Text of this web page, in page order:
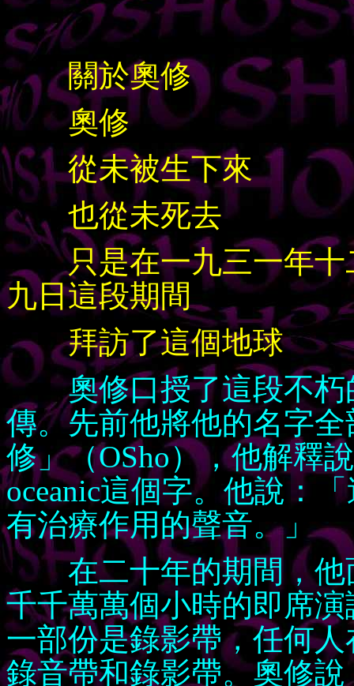
關於奧修
奧修
從未被生下來
也從未死去
只是在一九三一年十
九日這段期間
拜訪了這個地球
奧修口授了這段不朽
傳。先前他將他的名字
修」（OSho），他解釋
oceanic這個字。他說：
有治療作用的聲音。」
在二十年的期間，他
千千萬萬個小時的即席
一部份是錄影帶，任何
錄音帶和錄影帶。奧修